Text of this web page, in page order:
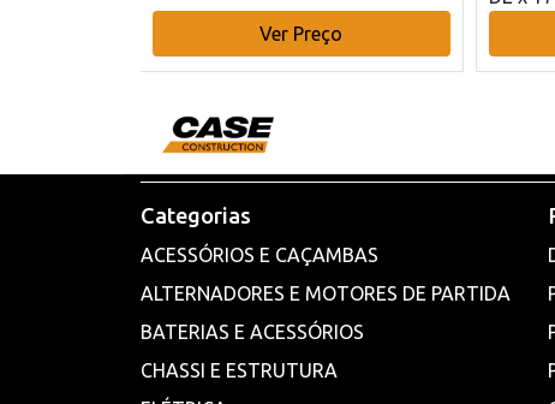
Ver Preço
Categorias
ACESSÓRIOS E CAÇAMBAS
ALTERNADORES E MOTORES DE PARTIDA
BATERIAS E ACESSÓRIOS
CHASSI E ESTRUTURA